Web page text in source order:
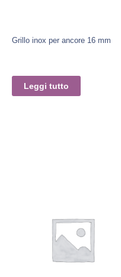
Grillo inox per ancore 16 mm
Leggi tutto